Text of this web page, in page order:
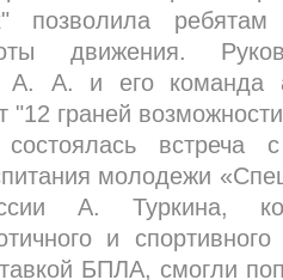
позволила
движения.
А. А. и его команда
"12 граней
встреча
молодежи
A. Туркина,
и
БПЛА, смогли